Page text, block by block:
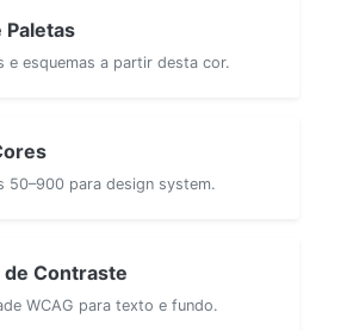
Paletas
e esquemas a partir desta cor.
50–900 para design system.
Contraste
WCAG para texto e fundo.